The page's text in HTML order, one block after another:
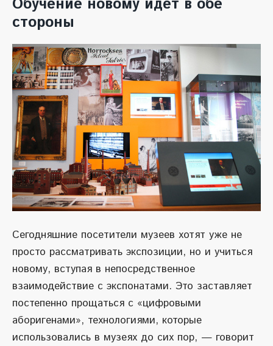
Обучение новому идет в обе
стороны
Сегодняшние посетители музеев хотят уже не
просто рассматривать экспозиции, но и учиться
новому, вступая в непосредственное
взаимодействие с экспонатами. Это заставляет
постепенно прощаться с «цифровыми
аборигенами», технологиями, которые
использовались в музеях до сих пор, — говорит